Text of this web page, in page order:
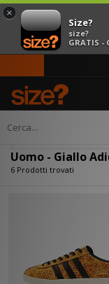
×
Size?
size?
GRATIS -
Home Uomo
Uomo - Giallo
6 Prodotti trovati